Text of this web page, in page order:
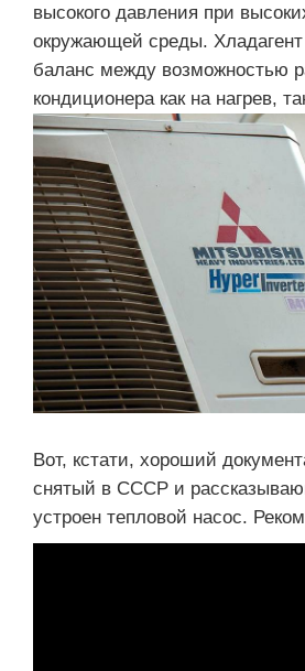
высокого давления при
окружающей среды. Хладагент
баланс между возможностью
кондиционера как на нагрев,
Вот, кстати, хороший
снятый в СССР и
устроен тепловой насос.